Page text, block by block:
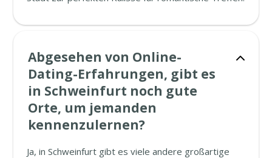
Abgesehen von Online-
Dating-Erfahrungen, gibt es
in Schweinfurt noch gute
Orte, um jemanden
kennenzulernen?
Ja, in Schweinfurt gibt es viele andere großartige